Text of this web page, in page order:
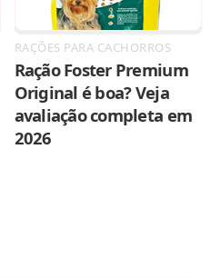
RAÇÕES PARA CACHORROS
Ração Foster Premium
Original é boa? Veja
avaliação completa em
2026